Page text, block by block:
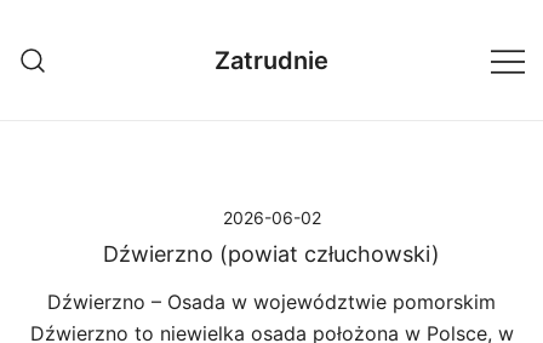
treści
Zatrudnie
2026-06-02
Dźwierzno (powiat człuchowski)
Dźwierzno – Osada w województwie pomorskim
Dźwierzno to niewielka osada położona w Polsce, w